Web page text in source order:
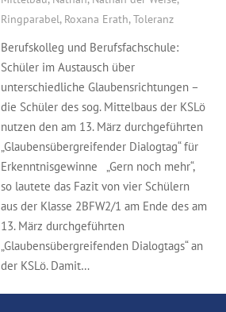
Ringparabel, Roxana Erath, Toleranz
Berufskolleg und Berufsfachschule:
Schüler im Austausch über
unterschiedliche Glaubensrichtungen –
die Schüler des sog. Mittelbaus der KSLö
nutzen den am 13. März durchgeführten
„Glaubensübergreifender Dialogtag“ für
Erkenntnisgewinne „Gern noch mehr“,
so lautete das Fazit von vier Schülern
aus der Klasse 2BFW2/1 am Ende des am
13. März durchgeführten
„Glaubensübergreifenden Dialogtags“ an
der KSLö. Damit…